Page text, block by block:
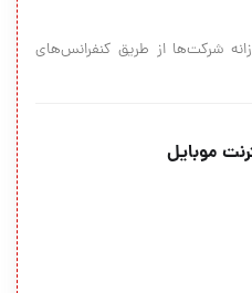
شرکت‌ها از طریق کنفرانس‌های
موبایل